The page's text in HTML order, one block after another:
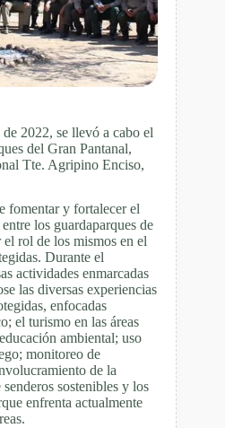
2022, se llevó a cabo el
del Gran Pantanal,
Tte. Agripino Enciso,
fomentar y fortalecer el
los guardaparques de
rol de los mismos en el
Durante el
actividades enmarcadas
las diversas experiencias
enfocadas
el turismo en las áreas
ambiental; uso
monitoreo de
de la
sostenibles y los
enfrenta actualmente